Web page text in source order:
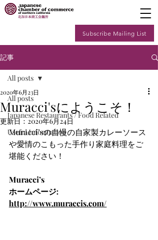
Subscribe Mailing List
記事
All posts
Japanese Restaurants / Food Related
Useful Information
All posts
Muracci'sにようこそ！
2020年6月23日
更新日：2020年6月24日
Muracci’sの自慢の自家製カレーソース
や愛情のこもった手作り家庭料理をご
堪能ください！
Muracci’s
ホームページ:
http://www.muraccis.com/